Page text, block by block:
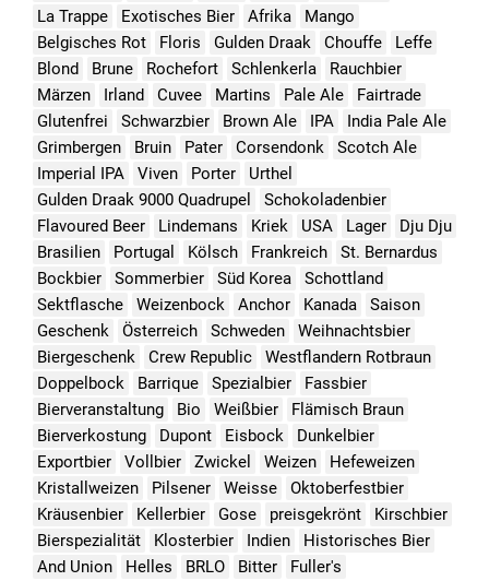
La Trappe
Exotisches Bier Afrika
Mango
Belgisches Rot
Floris Gulden Draak Chouffe
Leffe
Blond
Brune Rochefort Schlenkerla
Rauchbier
Märzen
Irland Cuvee Martins Pale Ale
Fairtrade
Glutenfrei
Schwarzbier Brown Ale IPA
India Pale Ale
Grimbergen
Bruin Pater Corsendonk
Scotch Ale
Imperial IPA
Viven Porter
Urthel
Gulden Draak 9000 Quadrupel
Schokoladenbier
Flavoured Beer
Lindemans Kriek USA Lager
Dju Dju
Brasilien
Portugal Kölsch Frankreich
St. Bernardus
Bockbier
Sommerbier Süd Korea
Schottland
Sektflasche
Weizenbock Anchor Kanada
Saison
Geschenk
Österreich Schweden
Weihnachtsbier
Biergeschenk
Crew Republic
Westflandern Rotbraun
Doppelbock
Barrique Spezialbier
Fassbier
Bierveranstaltung
Bio Weißbier
Flämisch Braun
Bierverkostung
Dupont Eisbock
Dunkelbier
Exportbier
Vollbier Zwickel Weizen
Hefeweizen
Kristallweizen
Pilsener Weisse
Oktoberfestbier
Kräusenbier
Kellerbier Gose preisgekrönt
Kirschbier
Bierspezialität
Klosterbier Indien
Historisches Bier
And Union
Helles BRLO Bitter
Fuller's